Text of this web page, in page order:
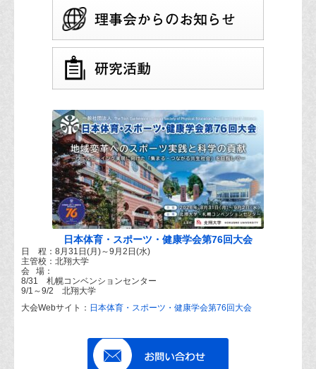
日本体育・スポーツ・健康学会第76回大会
日 程：8月31日(月)～9月2日(水)
主管校：北翔大学
会 場：
8/31 札幌コンベンションセンター
9/1～9/2 北翔大学
大会Webサイト： 日本体育・スポーツ・健康学会第76回大会